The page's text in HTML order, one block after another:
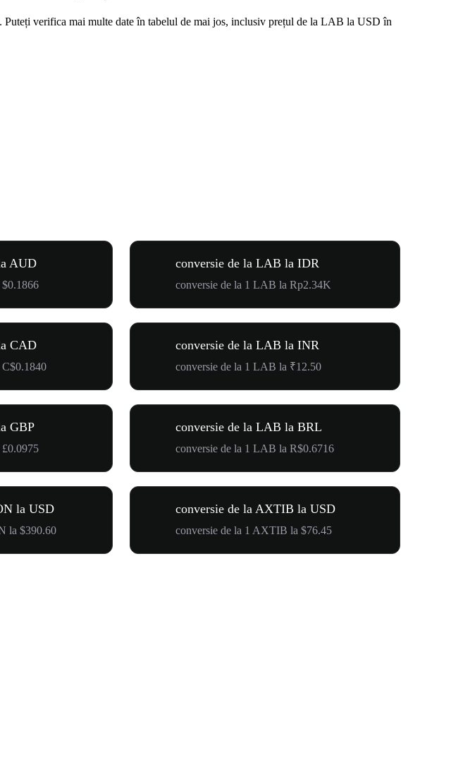
verifica mai multe date în tabelul de mai jos, inclusiv prețul de la LAB la USD în
AUD conversie de la LAB la IDR
conversie de la 1 LAB la Rp2.34K
CAD conversie de la LAB la INR
conversie de la 1 LAB la ₹12.50
GBP conversie de la LAB la BRL
conversie de la 1 LAB la R$0.6716
la USD
la $390.60
conversie de la AXTIB la USD
conversie de la 1 AXTIB la $76.45